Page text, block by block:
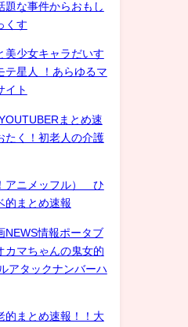
な事件からおもし
くす
美少女キャラだいす
テ星人 ！あらゆるマ
イト
まとめ速
たく！初老人の介護
アニメッフル） ひ
的まとめ速報
NEWS情報ポータブ
カマちゃんの鬼女的
アタックナンバーハ
的まとめ速報！！大